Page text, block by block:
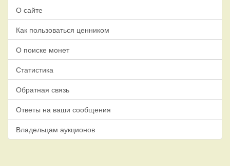
О сайте
Как пользоваться ценником
О поиске монет
Статистика
Обратная связь
Ответы на ваши сообщения
Владельцам аукционов